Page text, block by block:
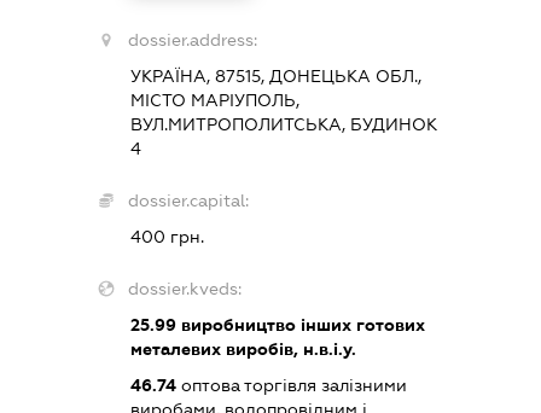
dossier.address:
УКРАЇНА, 87515, ДОНЕЦЬКА ОБЛ.,
МІСТО МАРІУПОЛЬ,
ВУЛ.МИТРОПОЛИТСЬКА, БУДИНОК
4
dossier.capital:
400 грн.
dossier.kveds:
25.99виробництво інших готових
металевих виробів, н.в.і.у.
46.74оптова торгівля залізними
виробами, водопровідним і